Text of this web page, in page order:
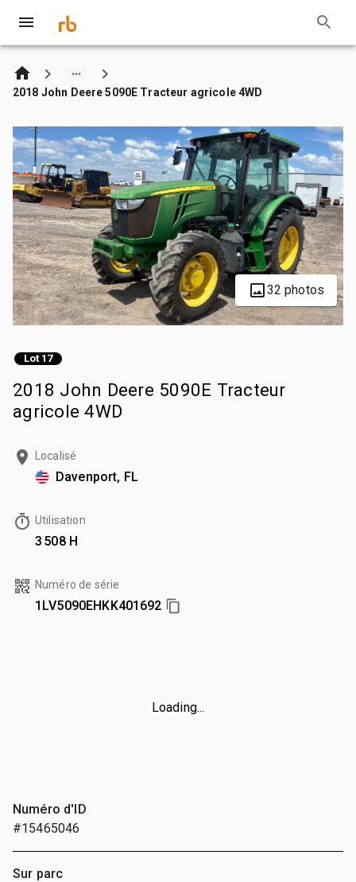
2018 John Deere 5090E Tracteur agricole 4WD
32 photos
Lot 17
2018 John Deere 5090E Tracteur
agricole 4WD
Localisé
Davenport, FL
Utilisation
3 508 H
Numéro de série
1LV5090EHKK401692
Loading...
Numéro d'ID
#15465046
Sur parc